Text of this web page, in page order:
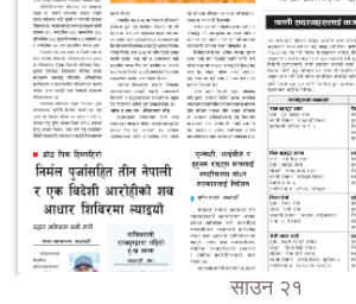
साउन २१